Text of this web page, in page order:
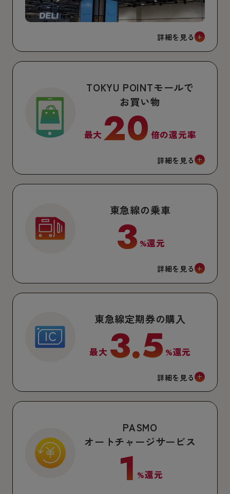
詳細を見る
TOKYU POINTモールで
お買い物
最大 20 倍の還元率
詳細を見る
東急線の乗車
3 %還元
詳細を見る
東急線定期券の購入
最大 3.5 %還元
詳細を見る
PASMO
オートチャージサービス
1 %還元